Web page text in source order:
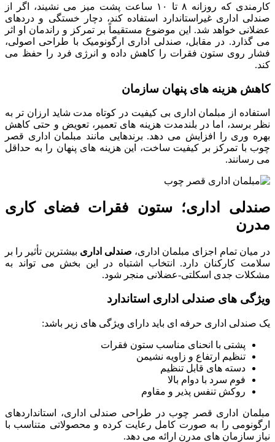
کارمندی که روزانه ۸ تا ۱۰ ساعت پشت میز می نشیند، اگر از
صندلی اداری غیراستاندارد استفاده کند، دچار خستگی و دردهای
عضلانی خواهد شد. این موضوع مستقیماً بر تمرکز و راندمان او اثر
می گذارد. در مقابل، صندلی اداری ارگونومیک با طراحی اصولی،
فشار روی ستون فقرات را کاهش داده و انرژی فرد را حفظ می
کند.
کاهش هزینه های پنهان سازمان
استفاده از مبلمان اداری بی کیفیت در کوتاه مدت شاید ارزان تر به
نظر برسد، اما در بلندمدت هزینه های تعمیر، تعویض و حتی کاهش
بهره وری را افزایش می دهد. برندهایی مانند مبلمان اداری قصر
چوب با تمرکز بر کیفیت ساخت، این هزینه های پنهان را به حداقل
می رسانند.
صندلی اداری؛ ستون فقرات فضای کاری
مدرن
در میان تمام اجزای مبلمان اداری، صندلی اداری بیشترین تأثیر را بر
سلامت کارکنان دارد. انتخاب اشتباه در این بخش می تواند به
مشکلات جدی اسکلتی-عضلانی منجر شود.
ویژگی های صندلی اداری استاندارد
یک صندلی اداری حرفه ای باید دارای ویژگی های زیر باشد:
پشتی با انحنای مناسب ستون فقرات
تنظیم ارتفاع و زاویه نشیمن
دسته های قابل تنظیم
فوم سرد با دوام بالا
روکش تنفس پذیر و مقاوم
مبلمان اداری قصر چوب در طراحی صندلی اداری، استانداردهای
ارگونومی را به صورت کامل رعایت کرده و محصولاتی متناسب با
نیاز سازمان های مدرن ارائه می دهد.